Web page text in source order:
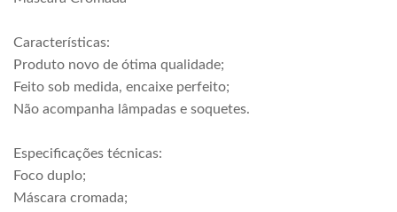
Características:
Produto novo de ótima qualidade;
Feito sob medida, encaixe perfeito;
Não acompanha lâmpadas e soquetes.
Especificações técnicas:
Foco duplo;
Máscara cromada;